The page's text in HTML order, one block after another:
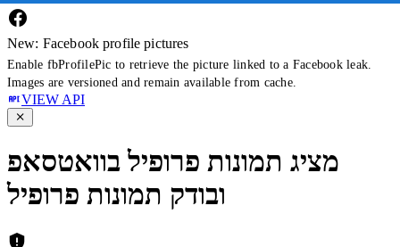
New: Facebook profile pictures
Enable fbProfilePic to retrieve the picture linked to a Facebook leak.
Images are versioned and remain available from cache.
VIEW API
מציג תמונות פרופיל בוואטסאפ
ובודק תמונות פרופיל